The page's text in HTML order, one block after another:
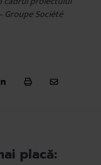
Groupe Société
placă: